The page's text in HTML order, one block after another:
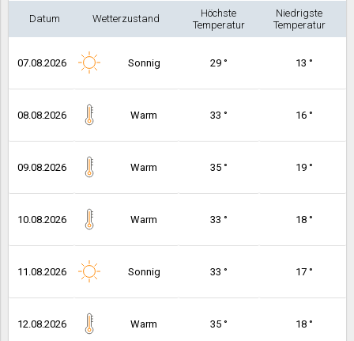
Datum Wetterzustand
Höchste
Temperatur
Niedrigste
Temperatur
07.08.2026 Sonnig 29 ° 13 °
08.08.2026 Warm 33 ° 16 °
09.08.2026 Warm 35 ° 19 °
10.08.2026 Warm 33 ° 18 °
11.08.2026 Sonnig 33 ° 17 °
12.08.2026 Warm 35 ° 18 °